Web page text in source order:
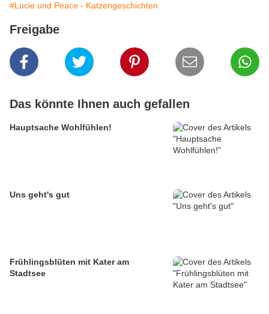
#Lucie und Peace - Katzengeschichten
Freigabe
Das könnte Ihnen auch gefallen
Hauptsache Wohlfühlen!
Uns geht's gut
Frühlingsblüten mit Kater am
Stadtsee